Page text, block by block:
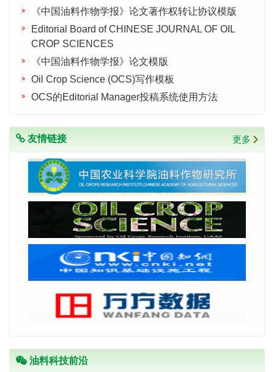
《中国油料作物学报》论文著作权转让协议模版
Editorial Board of CHINESE JOURNAL OF OIL
CROP SCIENCES
《中国油料作物学报》论文模版
Oil Crop Science (OCS)写作模板
OCS的Editorial Manager投稿系统使用方法
友情链接 更多
油料科技前沿